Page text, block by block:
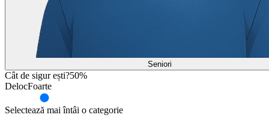
Seniori
Cât de sigur ești?50%
DelocFoarte
Selectează mai întâi o categorie